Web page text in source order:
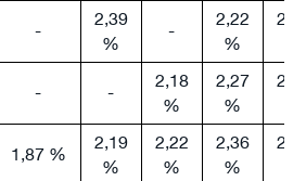
-
2,39
%
-
2,22
%
- -
2,18
%
2,27
%
1,87 %
2,19
%
2,22
%
2,36
%